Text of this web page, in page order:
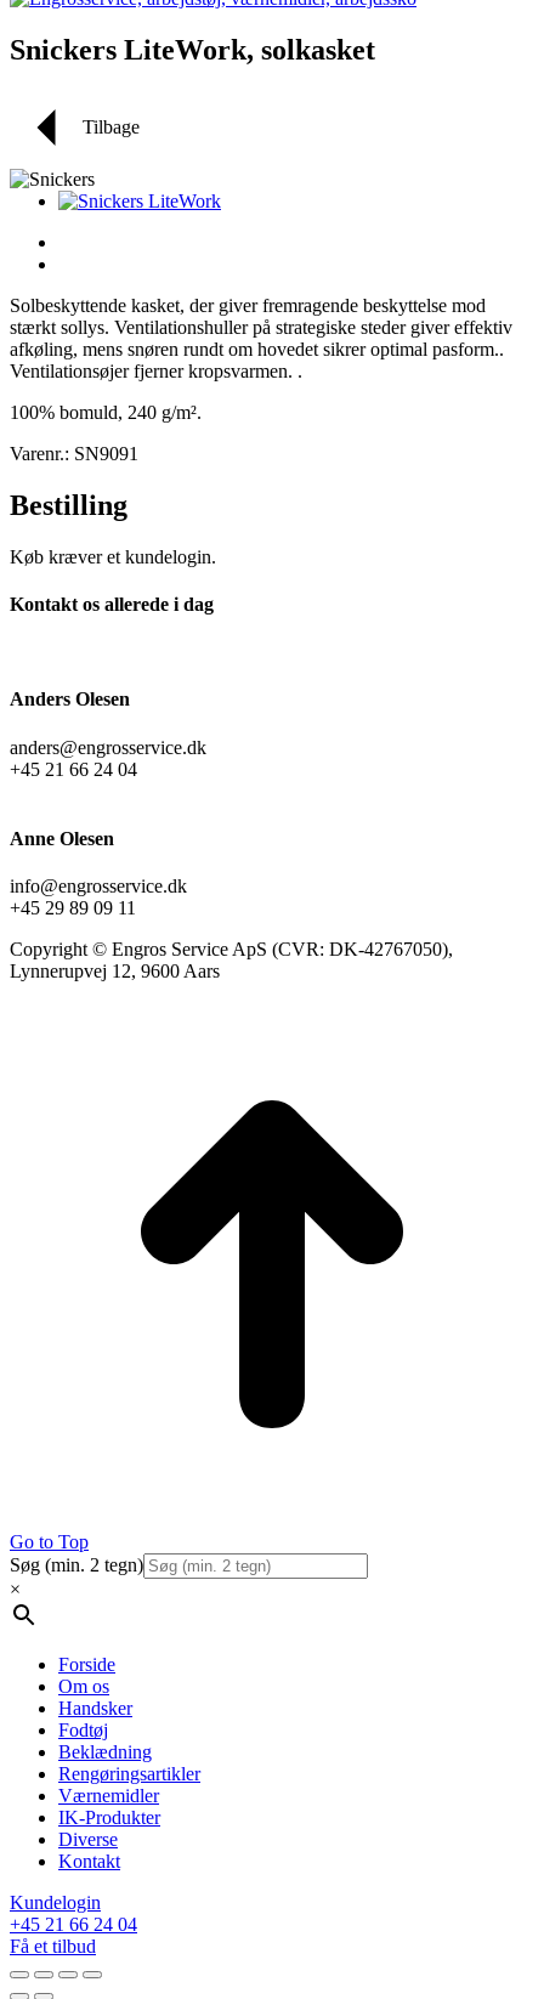
Snickers LiteWork, solkasket
Tilbage
Solbeskyttende kasket, der giver fremragende beskyttelse mod
stærkt sollys. Ventilationshuller på strategiske steder giver effektiv
afkøling, mens snøren rundt om hovedet sikrer optimal pasform..
Ventilationsøjer fjerner kropsvarmen. .
100% bomuld, 240 g/m².
Varenr.: SN9091
Bestilling
Køb kræver et kundelogin.
Kontakt os allerede i dag
Anders Olesen
anders@engrosservice.dk
+45 21 66 24 04
Anne Olesen
info@engrosservice.dk
+45 29 89 09 11
Copyright © Engros Service ApS (CVR: DK-42767050),
Lynnerupvej 12, 9600 Aars
Go to Top
Søg (min. 2 tegn)
×
Forside
Om os
Handsker
Fodtøj
Beklædning
Rengøringsartikler
Værnemidler
IK-Produkter
Diverse
Kontakt
Kundelogin
+45 21 66 24 04
Få et tilbud